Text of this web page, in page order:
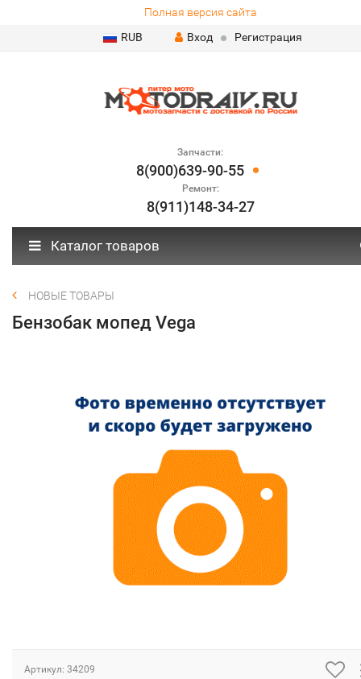
Полная версия сайта
RUB
Вход Регистрация
Запчасти:
8(900)639-90-55
Ремонт:
8(911)148-34-27
Каталог товаров
НОВЫЕ ТОВАРЫ
Бензобак мопед Vega
Артикул: 34209